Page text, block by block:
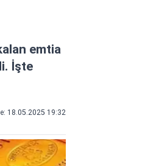
emtia
İşte
18.05.2025 19:32